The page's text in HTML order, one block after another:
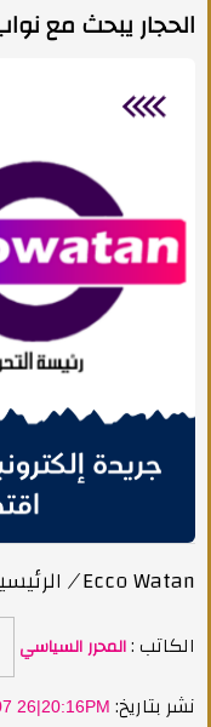
الحجار يبحث مع
/Ecco Watan
الكاتب :المحرر السياسي
26|20:16PM :نشر بتاريخ